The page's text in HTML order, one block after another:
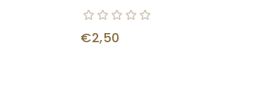
€2,50